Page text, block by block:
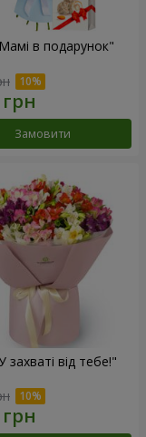
в подарунок"
Замовити
захваті від тебе!"